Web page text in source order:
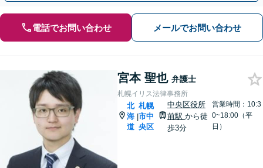
電話でお問い合わせ メールでお問い合わせ
宮本 聖也 弁護士
札幌イリス法律事務所
北
海
道
|
札幌
市中
央区
中央区役所
前駅 から徒
歩3分
営業時間：10:3
0~18:00（平
日）